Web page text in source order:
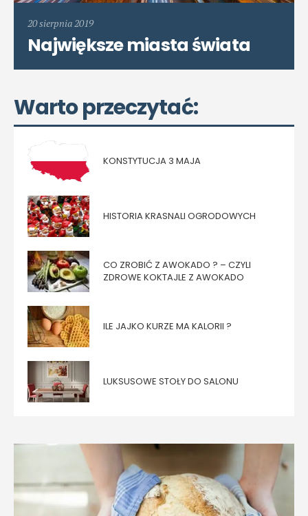
20 sierpnia 2019
Największe miasta świata
Warto przeczytać:
KONSTYTUCJA 3 MAJA
HISTORIA KRASNALI OGRODOWYCH
CO ZROBIĆ Z AWOKADO ? – CZYLI
ZDROWE KOKTAJLE Z AWOKADO
ILE JAJKO KURZE MA KALORII ?
LUKSUSOWE STOŁY DO SALONU